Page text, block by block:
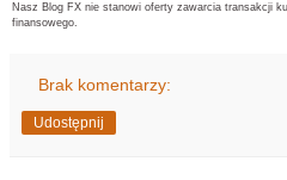
Nasz Blog FX nie stanowi oferty zawarcia transakcji
finansowego.
Brak komentarzy:
Udostępnij